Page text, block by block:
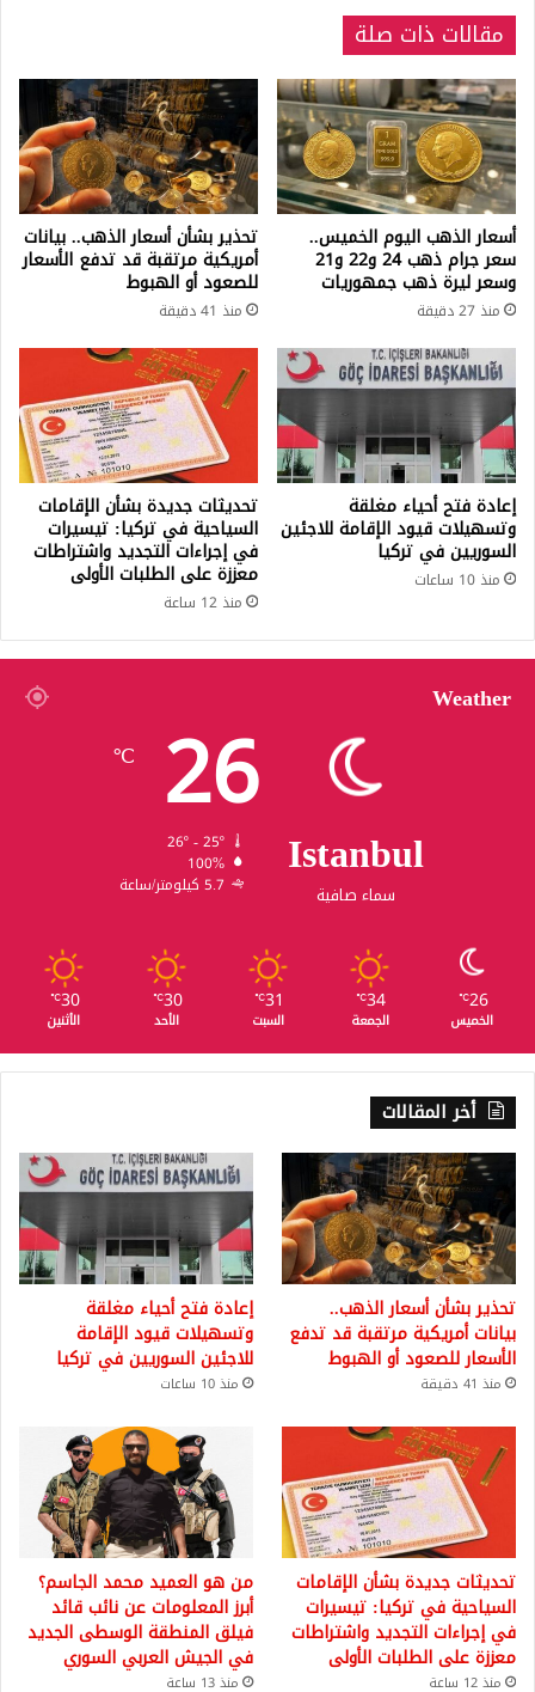
مقالات ذات صلة
أسعار الذهب اليوم الخميس..
سعر جرام ذهب 24 و22 و21
وسعر ليرة ذهب جمهوريات
منذ 27 دقيقة
تحذير بشأن أسعار الذهب.. بيانات
أمريكية مرتقبة قد تدفع الأسعار
للصعود أو الهبوط
منذ 41 دقيقة
إعادة فتح أحياء مغلقة
وتسهيلات قيود الإقامة للاجئين
السوريين في تركيا
منذ 10 ساعات
تحديثات جديدة بشأن الإقامات
السياحية في تركيا: تيسيرات
في إجراءات التجديد واشتراطات
معززة على الطلبات الأولى
منذ 12 ساعة
Weather
Istanbul
سماء صافية
26
℃
26º - 25º
100%
5.7 كيلومتر/ساعة
26
℃
الخميس
34
℃
الجمعة
31
℃
السبت
30
℃
الأحد
30
℃
الأثنين
أخر المقالات
تحذير بشأن أسعار الذهب..
بيانات أمريكية مرتقبة قد تدفع
الأسعار للصعود أو الهبوط
منذ 41 دقيقة
إعادة فتح أحياء مغلقة
وتسهيلات قيود الإقامة
للاجئين السوريين في تركيا
منذ 10 ساعات
تحديثات جديدة بشأن الإقامات
السياحية في تركيا: تيسيرات
في إجراءات التجديد واشتراطات
معززة على الطلبات الأولى
منذ 12 ساعة
من هو العميد محمد الجاسم؟
أبرز المعلومات عن نائب قائد
فيلق المنطقة الوسطى الجديد
في الجيش العربي السوري
منذ 13 ساعة